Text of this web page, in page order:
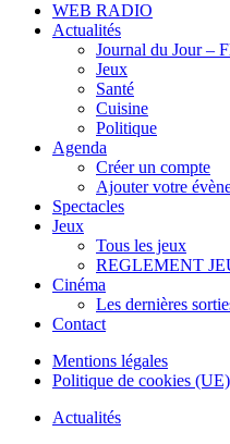
WEB RADIO
Actualités
Journal du Jour –
Jeux
Santé
Cuisine
Politique
Agenda
Créer un compte
Ajouter votre
Spectacles
Jeux
Tous les jeux
REGLEMENT
Cinéma
Les dernières
Contact
Mentions légales
Politique de cookies (UE)
Actualités